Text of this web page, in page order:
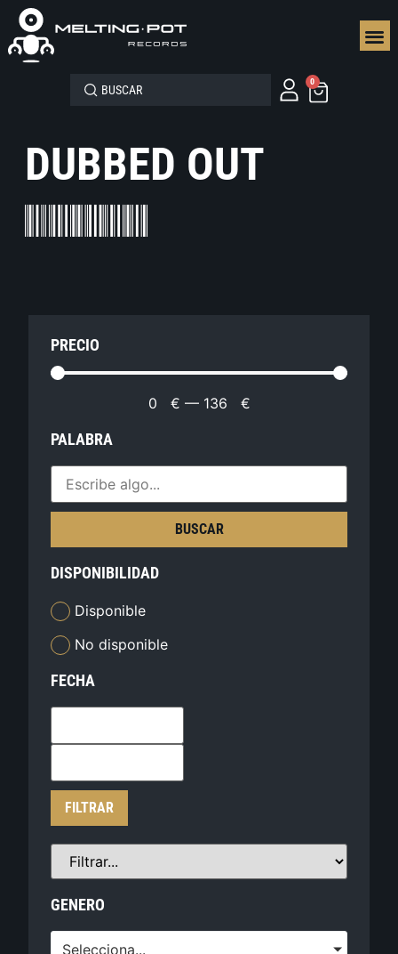
0
DUBBED OUT
PRECIO
0 € — 136 €
PALABRA
BUSCAR
DISPONIBILIDAD
Disponible
No disponible
FECHA
FILTRAR
GENERO
Selecciona...